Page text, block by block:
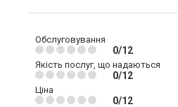
Обслуговування
0/12
Якість послуг, що надаються
0/12
Ціна
0/12